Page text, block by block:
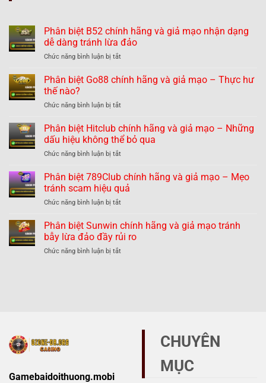
Phân biệt B52 chính hãng và giả mạo nhận dạng
dễ dàng tránh lừa đảo
Chức năng bình luận bị tắt
biệt
hãng
giả
mạo
dạng
dàng
tránh
Phân biệt Go88 chính hãng và giả mạo – Thực hư
thế nào?
Chức năng bình luận bị tắt
biệt
Go88
chính
hãng
giả
mạo
Thực
thế
nào?
Phân biệt Hitclub chính hãng và giả mạo – Những
dấu hiệu không thể bỏ qua
Chức năng bình luận bị tắt
biệt
Hitclub
chính
hãng
giả
mạo
Những
Phân biệt 789Club chính hãng và giả mạo – Mẹo
tránh scam hiệu quả
Chức năng bình luận bị tắt
biệt
789Club
chính
hãng
Phân biệt Sunwin chính hãng và giả mạo tránh
bẫy lừa đảo đầy rủi ro
Chức năng bình luận bị tắt
Gamebaidoithuong.mobi
CHUYÊN
MỤC